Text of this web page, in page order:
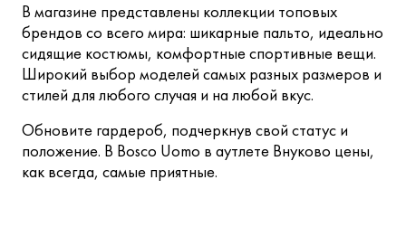
В магазине представлены коллекции топовых
брендов со всего мира: шикарные пальто, идеально
сидящие костюмы, комфортные спортивные вещи.
Широкий выбор моделей самых разных размеров и
стилей для любого случая и на любой вкус.
Обновите гардероб, подчеркнув свой статус и
положение. В Bosco Uomo в аутлете Внуково цены,
как всегда, самые приятные.